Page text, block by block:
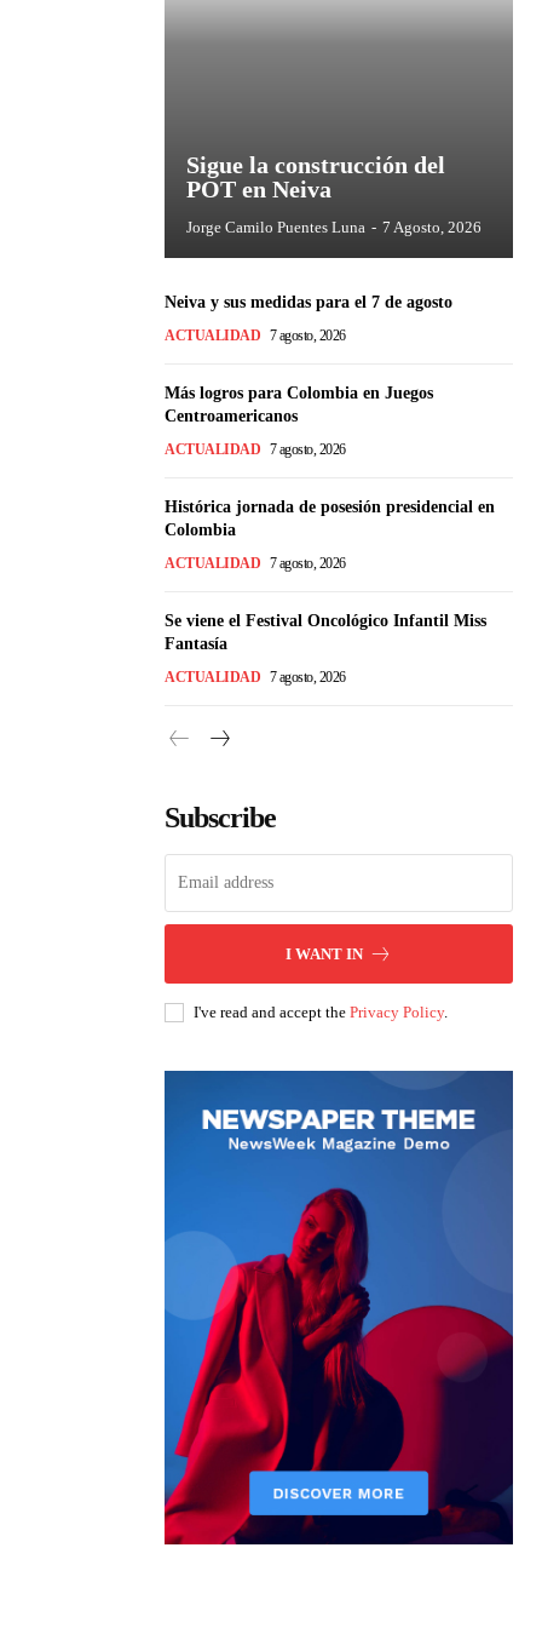
Sigue la construcción del
POT en Neiva
Jorge Camilo Puentes Luna - 7 Agosto, 2026
Neiva y sus medidas para el 7 de agosto
ACTUALIDAD 7 agosto, 2026
Más logros para Colombia en Juegos
Centroamericanos
ACTUALIDAD 7 agosto, 2026
Histórica jornada de posesión presidencial en
Colombia
ACTUALIDAD 7 agosto, 2026
Se viene el Festival Oncológico Infantil Miss
Fantasía
ACTUALIDAD 7 agosto, 2026
Subscribe
I WANT IN
I've read and accept the Privacy Policy.